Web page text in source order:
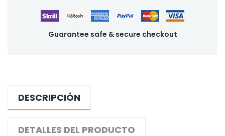
Guarantee safe & secure checkout
DESCRIPCIÓN
DETALLES DEL PRODUCTO